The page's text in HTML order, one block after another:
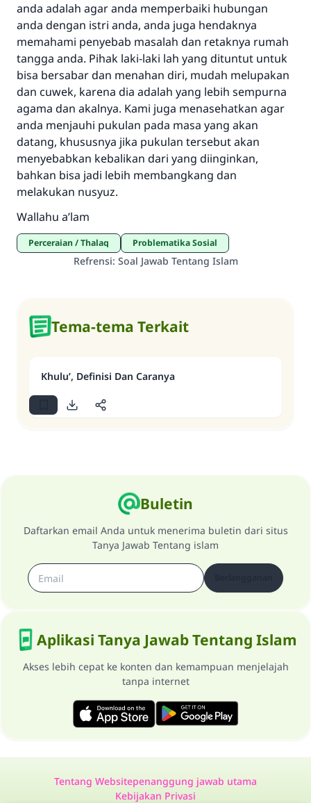
anda adalah agar anda memperbaiki hubungan
anda dengan istri anda, anda juga hendaknya
memahami penyebab masalah dan retaknya rumah
tangga anda. Pihak laki-laki lah yang dituntut untuk
bisa bersabar dan menahan diri, mudah melupakan
dan cuwek, karena dia adalah yang lebih sempurna
agama dan akalnya. Kami juga menasehatkan agar
anda menjauhi pukulan pada masa yang akan
datang, khususnya jika pukulan tersebut akan
menyebabkan kebalikan dari yang diinginkan,
bahkan bisa jadi lebih membangkang dan
melakukan nusyuz.
Wallahu a’lam
Perceraian / Thalaq Problematika Sosial
Refrensi: Soal Jawab Tentang Islam
Tema-tema Terkait
Khulu’, Definisi Dan Caranya
Buletin
Daftarkan email Anda untuk menerima buletin dari situs
Tanya Jawab Tentang islam
Aplikasi Tanya Jawab Tentang Islam
Akses lebih cepat ke konten dan kemampuan menjelajah
tanpa internet
Tentang Websitepenanggung jawab utama
Kebijakan Privasi